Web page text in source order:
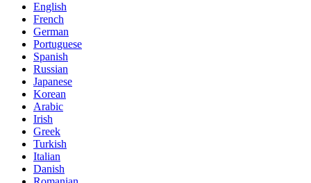
English
French
German
Portuguese
Spanish
Russian
Japanese
Korean
Arabic
Irish
Greek
Turkish
Italian
Danish